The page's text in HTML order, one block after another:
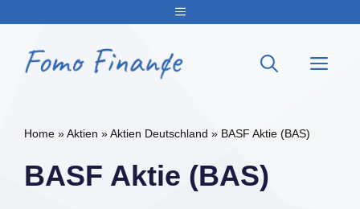
springen
Menu
Home »Aktien »Aktien Deutschland » BASF Aktie (BAS)
BASF Aktie (BAS)